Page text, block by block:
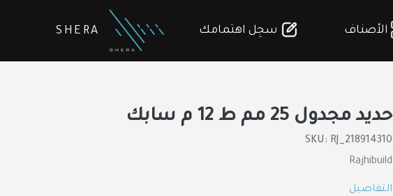
SHERA الأصناف سجِل اهتمامك
حديد مجدول 25 مم ط 12 م سابك
SKU: RJ_218914310
Rajhibuild
التفاصيل